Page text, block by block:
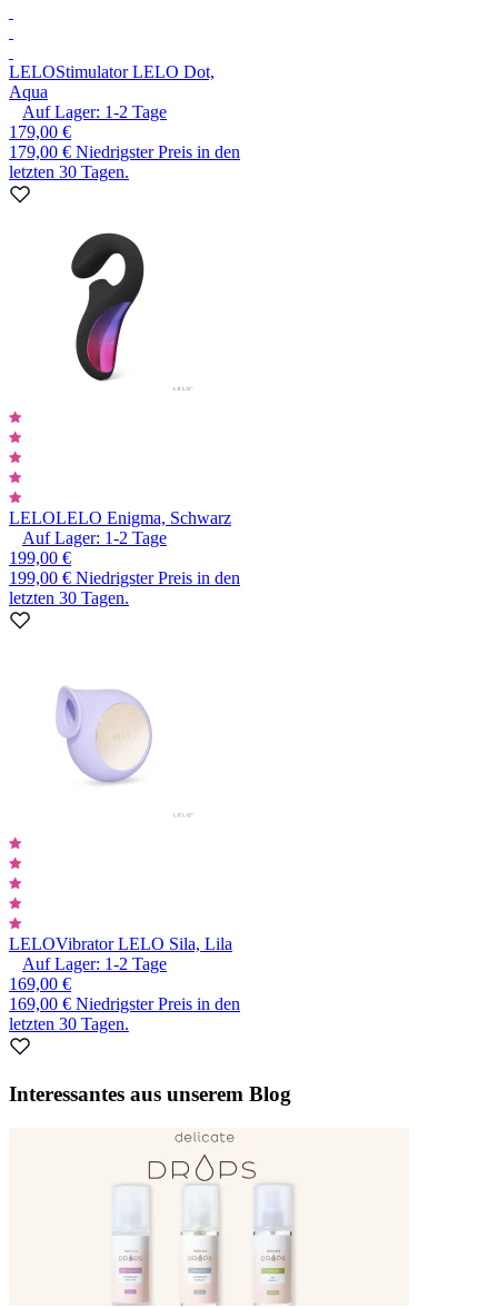
LELOStimulator LELO Dot,
Aqua
Auf Lager: 1-2 Tage
179,00 €
179,00 € Niedrigster Preis in den
letzten 30 Tagen.
LELOLELO Enigma, Schwarz
Auf Lager: 1-2 Tage
199,00 €
199,00 € Niedrigster Preis in den
letzten 30 Tagen.
LELOVibrator LELO Sila, Lila
Auf Lager: 1-2 Tage
169,00 €
169,00 € Niedrigster Preis in den
letzten 30 Tagen.
Interessantes aus unserem Blog